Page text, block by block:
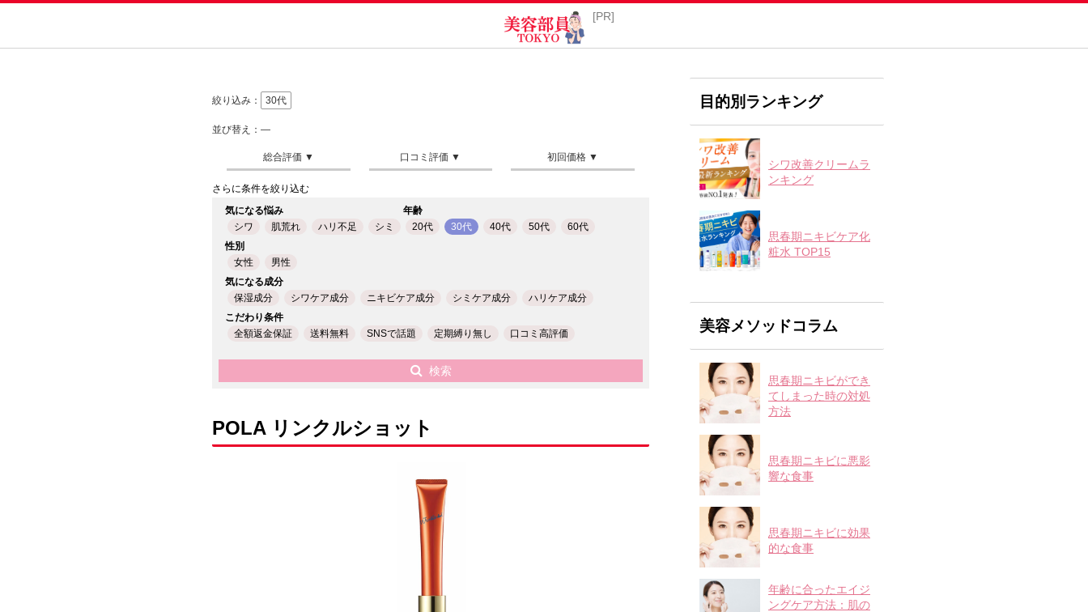
絞り込み： 30代
並び替え：―
さらに条件を絞り込む
気になる悩み
シワ
肌荒れ ハリ不足 シミ
年齢
20代
30代 40代 50代
60代
性別
女性
男性
気になる成分
保湿成分
シワケア成分 ニキビケア成分 シミケア成分
ハリケア成分
こだわり条件
全額返金保証
送料無料 SNSで話題 定期縛り無し 口コミ高評価
検索
POLA リンクルショット
目的別ランキング
シワ改善クリームラ
ンキング
思春期ニキビケア化
粧水 TOP15
美容メソッドコラム
思春期ニキビができ
てしまった時の対処
方法
思春期ニキビに悪影
響な食事
思春期ニキビに効果
的な食事
年齢に合ったエイジ
ングケア方法：肌の